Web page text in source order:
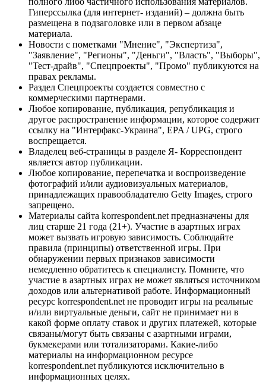
Гиперссылка (для интернет- изданий) – должна быть
размещена в подзаголовке или в первом абзаце
материала.
Новости с пометками "Мнение", "Экспертиза",
"Заявление", "Регионы", "Деньги", "Власть", "Выборы",
"Тест-драйв", "Спецпроекты", "Промо" публикуются на
правах рекламы.
Раздел Спецпроекты создается совместно с
коммерческими партнерами.
Любое копирование, публикация, републикация и
другое распространение информации, которое содержит
ссылку на "Интерфакс-Украина", EPA / UPG, строго
воспрещается.
Владелец веб-страницы в разделе Я- Корреспондент
является автор публикации.
Любое копирование, перепечатка и воспроизведение
фотографий и/или аудиовизуальных материалов,
принадлежащих правообладателю Getty Images, строго
запрещено.
Материалы сайта korrespondent.net предназначены для
лиц старше 21 года (21+). Участие в азартных играх
может вызвать игровую зависимость. Соблюдайте
правила (принципы) ответственной игры. При
обнаружении первых признаков зависимости
немедленно обратитесь к специалисту. Помните, что
участие в азартных играх не может являться источником
доходов или альтернативой работе. Информационный
ресурс korrespondent.net не проводит игры на реальные
и/или виртуальные деньги, сайт не принимает ни в
какой форме оплату ставок и других платежей, которые
связаны/могут быть связаны с азартными играми,
букмекерами или тотализаторами. Какие-либо
материалы на информационном ресурсе
korrespondent.net публикуются исключительно в
информационных целях.